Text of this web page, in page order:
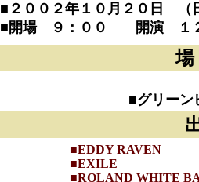
■２００２年１０月２０日 （
■開場 ９：００ 開演 １
■グリーン
■EDDY RAVEN
■EXILE
■ROLAND WHITE